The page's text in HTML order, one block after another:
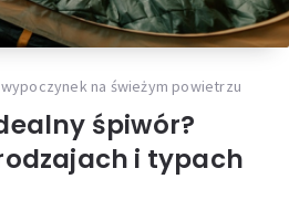
na świeżym powietrzu
śpiwór?
i typach